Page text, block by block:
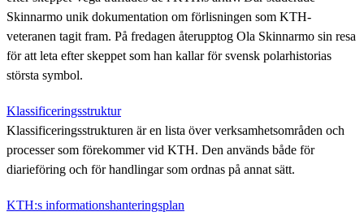
Skinnarmo unik dokumentation om förlisningen som KTH-
veteranen tagit fram. På fredagen återupptog Ola Skinnarmo sin resa
för att leta efter skeppet som han kallar för svensk polarhistorias
största symbol.
Klassificeringsstruktur
Klassificeringsstrukturen är en lista över verksamhetsområden och
processer som förekommer vid KTH. Den används både för
diarieföring och för handlingar som ordnas på annat sätt.
KTH:s informationshanteringsplan